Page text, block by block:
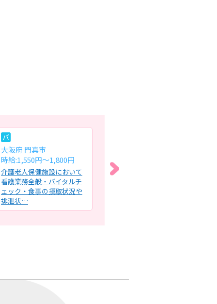
パ
大阪府 門真市
時給:1,550円～1,800円
介護老人保健施設において
看護業務全般・バイタルチ
ェック・食事の摂取状況や
排泄状…
月給:28.6万～30.5万円
一般病棟での看護業務全